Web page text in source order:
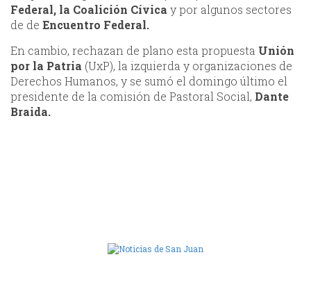
Federal, la Coalición Cívica y por algunos sectores
de de Encuentro Federal.
En cambio, rechazan de plano esta propuesta Unión
por la Patria (UxP), la izquierda y organizaciones de
Derechos Humanos, y se sumó el domingo último el
presidente de la comisión de Pastoral Social, Dante
Braida.